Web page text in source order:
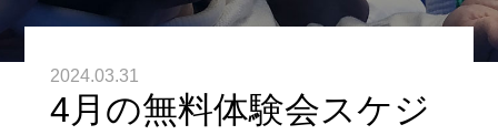
2024.03.31
4月の無料体験会スケジ